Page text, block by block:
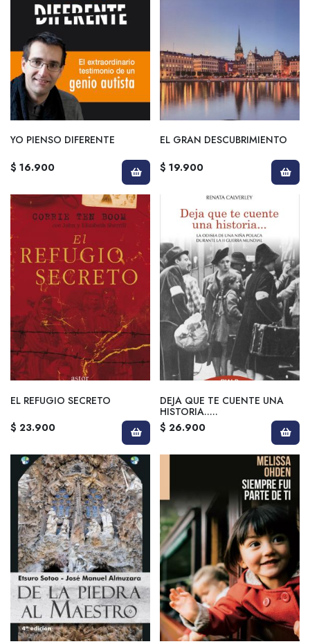
YO PIENSO DIFERENTE
$ 16.900
EL GRAN DESCUBRIMIENTO
$ 19.900
EL REFUGIO SECRETO
$ 23.900
DEJA QUE TE CUENTE UNA
HISTORIA.....
$ 26.900